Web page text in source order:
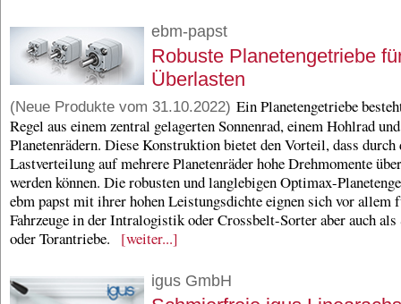
ebm-papst
Robuste Planetengetriebe
Überlasten
(Neue Produkte vom 31.10.2022) Ein Planetengetriebe
Regel aus einem zentral gelagerten Sonnenrad, einem Hohlrad
Planetenrädern. Diese Konstruktion bietet den Vorteil, dass durch
Lastverteilung auf mehrere Planetenräder hohe Drehmomente
werden können. Die robusten und langlebigen Optimax-
ebm papst mit ihrer hohen Leistungsdichte eignen sich vor allem
Fahrzeuge in der Intralogistik oder Crossbelt-Sorter aber auch als
oder Torantriebe. [weiter...]
igus GmbH